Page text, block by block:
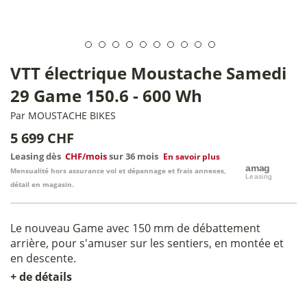
VTT électrique Moustache Samedi
29 Game 150.6 - 600 Wh
Par MOUSTACHE BIKES
5 699 CHF
Leasing dès CHF/moissur 36 mois En savoir plus
Mensualité hors assurance vol et dépannage et frais annexes,
détail en magasin.
Le nouveau Game avec 150 mm de débattement
arrière, pour s'amuser sur les sentiers, en montée et
en descente.
+ de détails